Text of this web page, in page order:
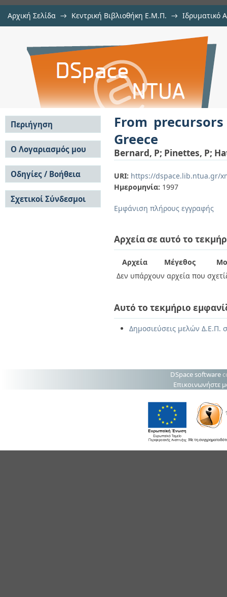
Αρχική Σελίδα → Κεντρική Βιβλιοθήκη Ε.Μ.Π. → Ιδρυματικό
From precursors to prediction: a
From
Greece
Bernard, P; Pinettes, P;
URI: https://dspace.lib.ntua.gr/
Ημερομηνία: 1997
Εμφάνιση πλήρους εγγραφής
Αρχεία σε αυτό το
Αρχεία Μέγεθος
Δεν υπάρχουν αρχεία που
Αυτό το τεκμήριο
Δημοσιεύσεις μελών Δ.Ε.Π.
Περιήγηση
Σε όλο το DSpace
Κοινότητες & Συλλογές
Ανά Ημερομηνία
Έκδοσης
Συγγραφείς
Τίτλοι
Θέματα
Ο Λογαριασμός μου
Σύνδεση
Εγγραφή
Οδηγίες / Βοήθεια
Οδηγίες Υποβολής
Οδηγίες Χρήσης ΙΑ
Συχνές Ερωτήσεις
Σχετικοί Σύνδεσμοι
DSpace software
Επικοινωνήστε